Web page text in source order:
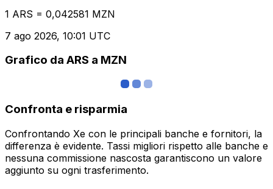
1 ARS = 0,042581 MZN
7 ago 2026, 10:01 UTC
Grafico da ARS a MZN
Confronta e risparmia
Confrontando Xe con le principali banche e fornitori, la
differenza è evidente. Tassi migliori rispetto alle banche e
nessuna commissione nascosta garantiscono un valore
aggiunto su ogni trasferimento.